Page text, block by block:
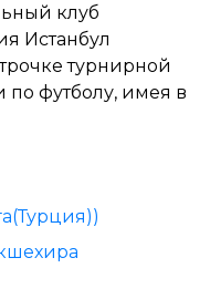
клуб
Истанбул
турнирной
футболу, имея в